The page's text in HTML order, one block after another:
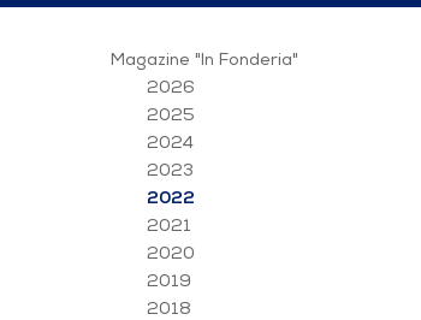
In Fonderia
Magazine "In Fonderia"
2026
2025
2024
2023
2022
2021
2020
2019
2018